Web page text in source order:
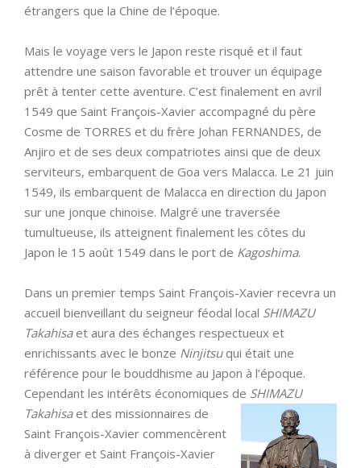
étrangers que la Chine de l’époque.
Mais le voyage vers le Japon reste risqué et il faut
attendre une saison favorable et trouver un équipage
prêt à tenter cette aventure. C’est finalement en avril
1549 que Saint François-Xavier accompagné du père
Cosme de TORRES et du frère Johan FERNANDES, de
Anjiro et de ses deux compatriotes ainsi que de deux
serviteurs, embarquent de Goa vers Malacca. Le 21 juin
1549, ils embarquent de Malacca en direction du Japon
sur une jonque chinoise. Malgré une traversée
tumultueuse, ils atteignent finalement les côtes du
Japon le 15 août 1549 dans le port de Kagoshima.
Dans un premier temps Saint François-Xavier recevra un
accueil bienveillant du seigneur féodal local SHIMAZU
Takahisaet aura des échanges respectueux et
enrichissants avec le bonze Ninjitsuqui était une
référence pour le bouddhisme au Japon à l’époque.
Cependant les intérêts économiques de SHIMAZU
Takahisa et des missionnaires de
Saint François-Xavier commencèrent
à diverger et Saint François-Xavier